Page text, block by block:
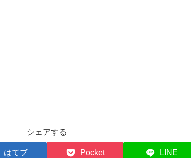
シェアする
はてブ Pocket LINE